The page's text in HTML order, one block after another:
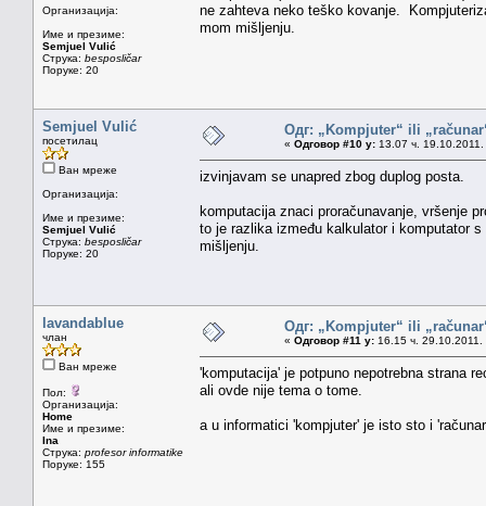
Организација:
Име и презиме:
Semjuel Vulić
Струка: besposličar
Поруке: 20
ne zahteva neko teško kovanje.
mom mišljenju.
Semjuel Vulić
посетилац
Ван мреже
Организација:
Име и презиме:
Semjuel Vulić
Струка: besposličar
Поруке: 20
Одг: „Kompjuter“ ili
« Одговор #10 у: 13.07 ч. 19.10.2011.
izvinjavam se unapred zbog duplog posta.
komputacija znaci proračunavanje, vršenje
to je razlika između kalkulator i komputator
mišljenju.
lavandablue
члан
Ван мреже
Пол:
Организација:
Home
Име и презиме:
Ina
Струка: profesor informatike
Поруке: 155
Одг: „Kompjuter“ ili
« Одговор #11 у: 16.15 ч. 29.10.2011.
'komputacija' je potpuno nepotrebna strana
ali ovde nije tema o tome.
a u informatici 'kompjuter' je isto sto i